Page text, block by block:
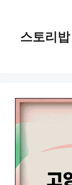
스토리밥